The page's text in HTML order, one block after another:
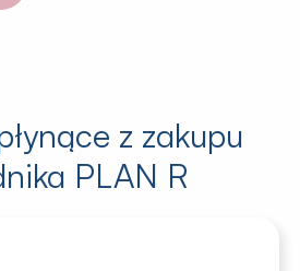
z zakupu
PLAN R